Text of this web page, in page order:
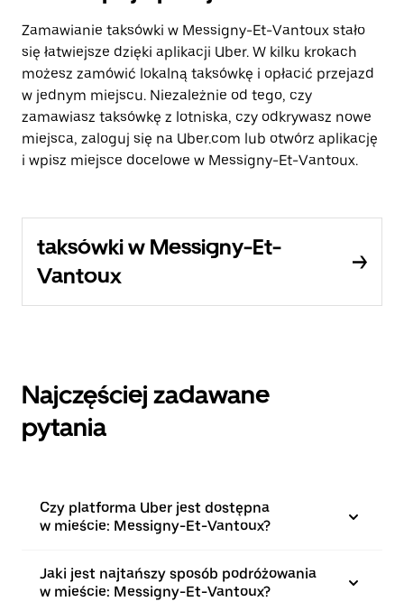
Zamawianie taksówki w Messigny-Et-Vantoux stało
się łatwiejsze dzięki aplikacji Uber. W kilku krokach
możesz zamówić lokalną taksówkę i opłacić przejazd
w jednym miejscu. Niezależnie od tego, czy
zamawiasz taksówkę z lotniska, czy odkrywasz nowe
miejsca, zaloguj się na Uber.com lub otwórz aplikację
i wpisz miejsce docelowe w Messigny-Et-Vantoux.
taksówki w Messigny-Et-
Vantoux
Najczęściej zadawane
pytania
Czy platforma Uber jest dostępna
w mieście: Messigny-Et-Vantoux?
Jaki jest najtańszy sposób podróżowania
w mieście: Messigny-Et-Vantoux?